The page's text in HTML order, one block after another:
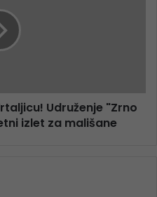
Udruženje "Zrno
izlet za mališane